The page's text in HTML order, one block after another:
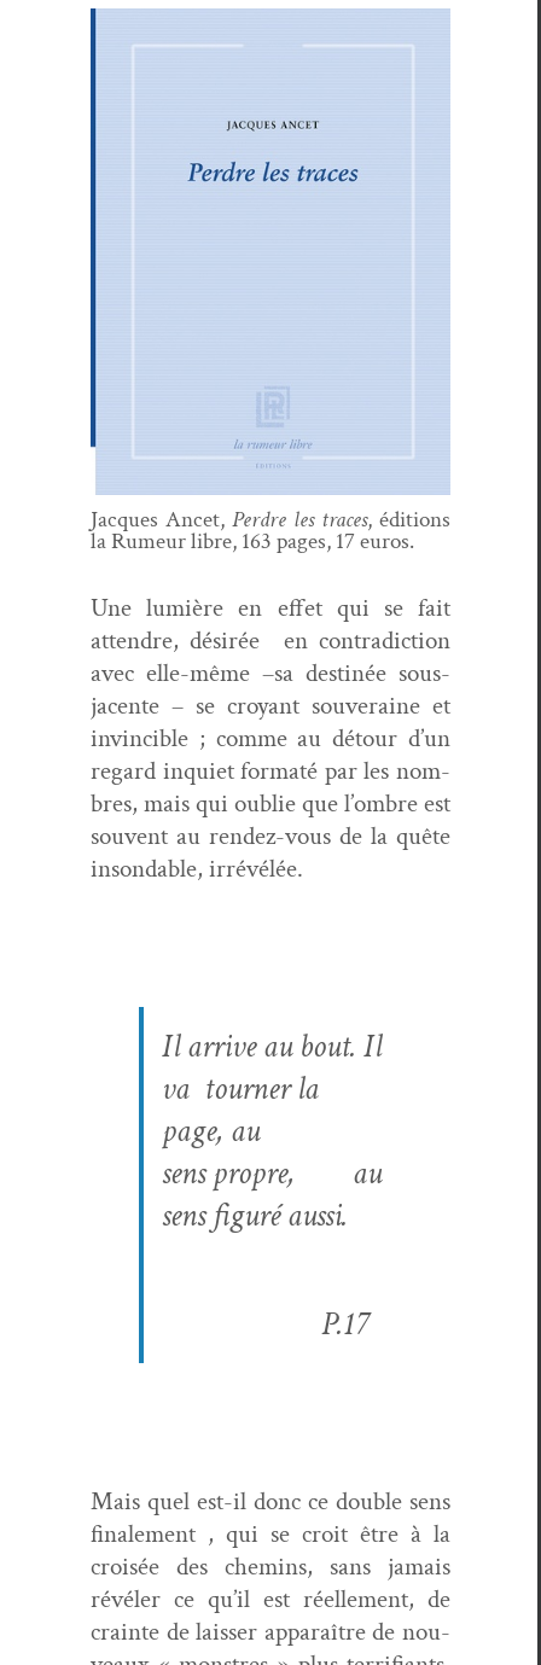
Jacques Ancet, Per­dre les traces, édi­tions
la Rumeur libre, 163 pages, 17 euros.
Une lumière en effet qui se fait
atten­dre, désirée
en con­tra­dic­tion
avec elle-même –sa des­tinée sous-
jacente – se croy­ant sou­veraine et
invin­ci­ble ; comme au détour d’un
regard inqui­et for­maté par les nom­
bres, mais qui oublie que l’ombre est
sou­vent au ren­dez-vous de la quête
insond­able, irrévélée.
Il arrive au bout. Il
va tourn­er la
page, au
sens pro­pre,
au
sens fig­uré aussi.
P.17
Mais quel est-il donc ce dou­ble sens
finale­ment , qui se croit être à la
croisée des chemins, sans jamais
révéler ce qu’il est réelle­ment, de
crainte de laiss­er appa­raître de nou­